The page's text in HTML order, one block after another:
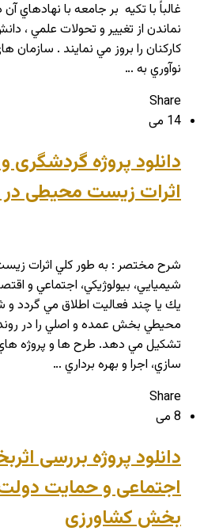
غالباً با تکيه بر جامعه با نهادهاي
نماندن از تغيير و تحولات علمي ،
کارکنان را بروز مي نمايند . سازمان
نوآوري به …
Share
14 می
دانلود پروژه گردشگری
اثرات زیست محیطی در
شرح مختصر : به طور كلي اثرات
شيميايي، بيولوژيكي، اجتماعي و
يك يا چند فعاليت اطلاق مي گردد
محيطي بخش عمده و اصلي را در
تشكيل مي دهد. طرح ها و پروژه
سازي، اجرا و بهره برداري …
Share
8 می
دانلود پروژه بررسی
اجتماعی و حمایت
بخش کشاورزی